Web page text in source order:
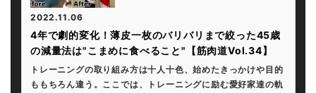
2022.11.06
4年で劇的変化！薄皮一枚のバリバリまで絞った45歳
の減量法は"こまめに食べること"【筋肉道Vol.34】
トレーニングの取り組み方は十人十色、始めたきっかけや目的
ももちろん違う。ここでは、トレーニングに励む愛好家達の軌